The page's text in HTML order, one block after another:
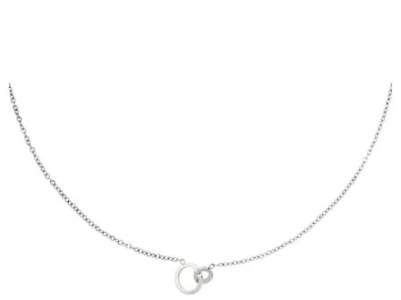
PRÍVESKY
SETY ŠPERKOV
ŠPERKY
Doprava a platba Vrátenie, výmena, reklamácia
Ochrana súkromia